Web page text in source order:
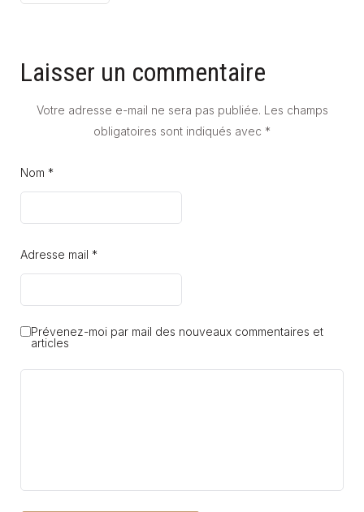
Laisser un commentaire
Votre adresse e-mail ne sera pas publiée. Les champs
obligatoires sont indiqués avec *
Nom *
Adresse mail *
Prévenez-moi par mail des nouveaux commentaires et
articles